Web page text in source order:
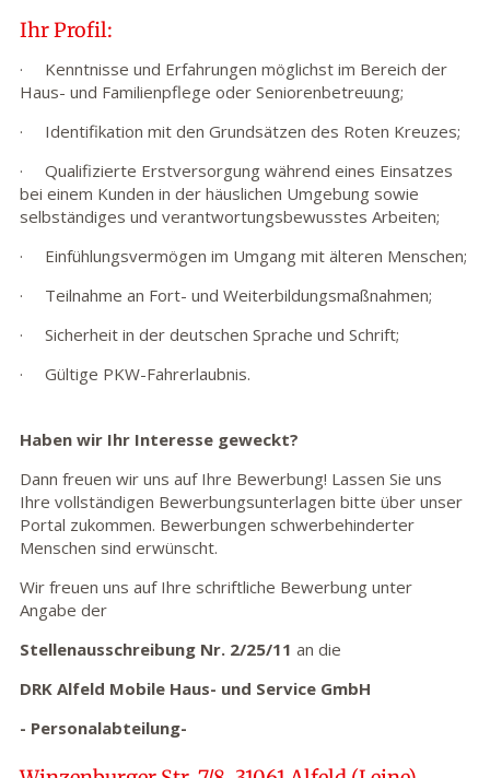
Ihr Profil:
· Kenntnisse und Erfahrungen möglichst im Bereich der
Haus- und Familienpflege oder Seniorenbetreuung;
· Identifikation mit den Grundsätzen des Roten Kreuzes;
· Qualifizierte Erstversorgung während eines Einsatzes
bei einem Kunden in der häuslichen Umgebung sowie
selbständiges und verantwortungsbewusstes Arbeiten;
· Einfühlungsvermögen im Umgang mit älteren Menschen;
· Teilnahme an Fort- und Weiterbildungsmaßnahmen;
· Sicherheit in der deutschen Sprache und Schrift;
· Gültige PKW-Fahrerlaubnis.
Haben wir Ihr Interesse geweckt?
Dann freuen wir uns auf Ihre Bewerbung! Lassen Sie uns
Ihre vollständigen Bewerbungsunterlagen bitte über unser
Portal zukommen. Bewerbungen schwerbehinderter
Menschen sind erwünscht.
Wir freuen uns auf Ihre schriftliche Bewerbung unter
Angabe der
Stellenausschreibung Nr. 2/25/11 an die
DRK Alfeld Mobile Haus- und Service GmbH
- Personalabteilung-